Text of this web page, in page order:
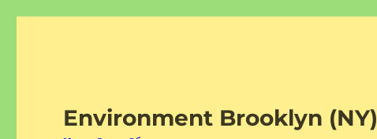
Environment Brooklyn (NY)